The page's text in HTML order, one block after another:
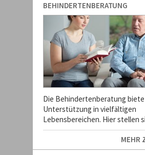
BEHINDERTENBERATUNG
Die Behindertenberatung
Unterstützung in vielfältigen
Lebensbereichen. Hier stellen
MEHR